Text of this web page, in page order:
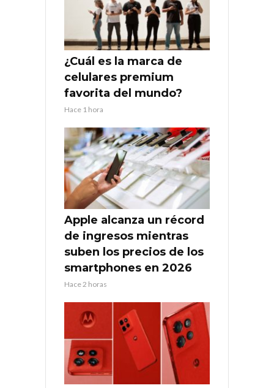
¿Cuál es la marca de
celulares premium
favorita del mundo?
Hace 1 hora
Apple alcanza un récord
de ingresos mientras
suben los precios de los
smartphones en 2026
Hace 2 horas